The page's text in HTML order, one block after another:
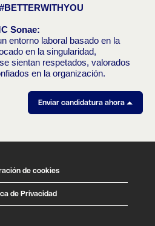
Sonae:
entorno laboral basado en la
en la singularidad,
sientan respetados, valorados
en la organización.
Enviar candidatura ahora
de cookies
de Privacidad